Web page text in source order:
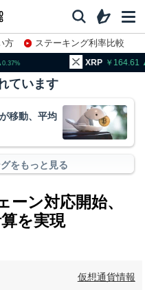
方
ステーキング利率比較
164.61 BNB
ています
移動、平均
をもっと見る
ン対応開始、
を実現
仮想通貨情報